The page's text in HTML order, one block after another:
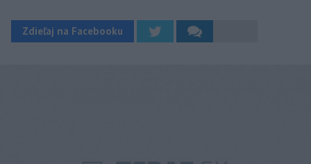
Zdieľaj na Facebooku